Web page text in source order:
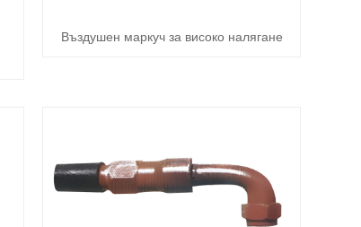
Въздушен маркуч за високо налягане